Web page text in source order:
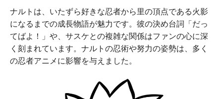
ナルトは、いたずら好きな忍者から里の頂点である火影
になるまでの成長物語が魅力です。彼の決め台詞「だっ
てばよ！」や、サスケとの複雑な関係はファンの心に深
く刻まれています。ナルトの忍術や努力の姿勢は、多く
の忍者アニメに影響を与えました。